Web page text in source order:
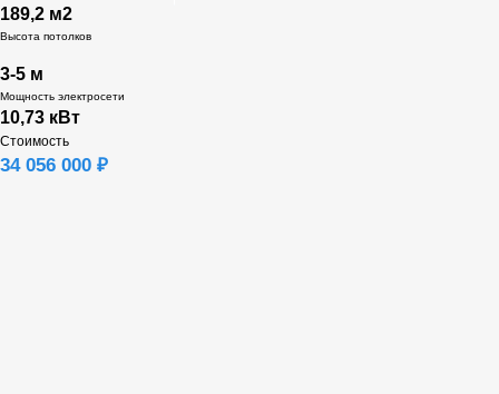
189,2 м2
Высота потолков
3-5 м
Мощность электросети
10,73 кВт
Стоимость
34 056 000 ₽